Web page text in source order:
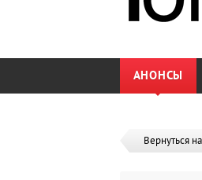
АНОНСЫ
Вернуться